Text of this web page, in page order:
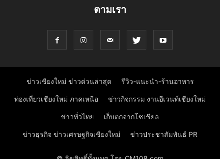
ตามเรา
ข่าวเชียงใหม่ ข่าวด่วนล่าสุด รีวิว-แนะนำ-ร้านอาหาร
ท่องเที่ยวเชียงใหม่ ภาคเหนือ ข่าวกิจกรรม งานอีเวนท์เชียงใหม่
ข่าวทั่วไทย เก็บตกจากโซเชียล
ข่าวธุรกิจ ข่าวเศรษฐกิจเชียงใหม่ ข่าวประชาสัมพันธ์ PR